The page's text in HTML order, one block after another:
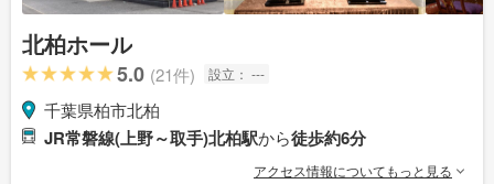
北柏ホール
5.0 (21件) 設立： ---
千葉県柏市北柏
JR常磐線(上野～取手)北柏駅から徒歩約6分
アクセス情報についてもっと見る